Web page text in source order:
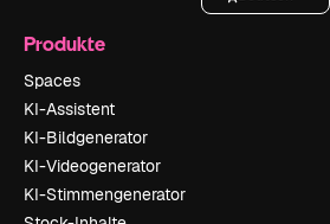
Produkte
Spaces
KI-Assistent
KI-Bildgenerator
KI-Videogenerator
KI-Stimmengenerator